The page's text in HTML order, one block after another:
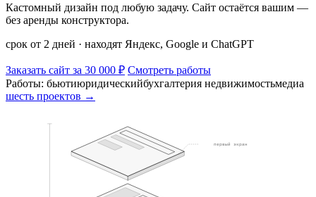
Кастомный дизайн под любую задачу. Сайт остаётся вашим —
без аренды конструктора.
срок от 2 дней · находят Яндекс, Google и ChatGPT
Заказать сайт за 30 000 ₽ Смотреть работы
Работы: бьютиюридическийбухгалтерия недвижимостьмедиа
шесть проектов →
первый экран